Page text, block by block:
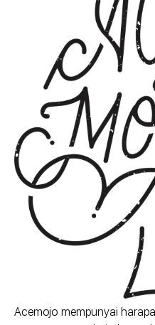
Acemojo mempunyai